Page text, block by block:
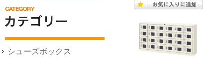
シューズボックス